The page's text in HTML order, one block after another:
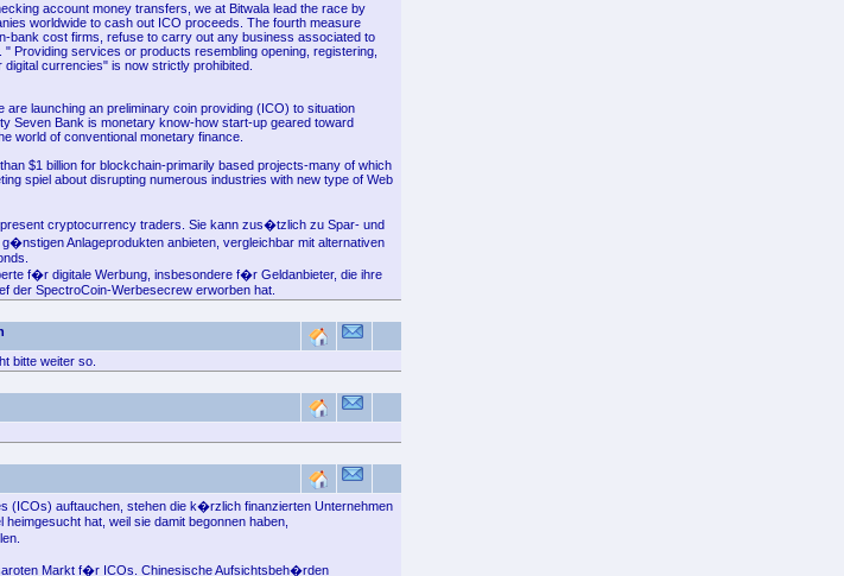
account money transfers, we at Bitwala lead the race by
worldwide to cash out ICO proceeds. The fourth measure
bank cost firms, refuse to carry out any business associated to
Providing services or products resembling opening, registering,
currencies" is now strictly prohibited.
launching an preliminary coin providing (ICO) to situation
Seven Bank is monetary know-how start-up geared toward
world of conventional monetary finance.
$1 billion for blockchain-primarily based projects-many of which
spiel about disrupting numerous industries with new type of Web
cryptocurrency traders. Sie kann zus�tzlich zu Spar- und
Anlageprodukten anbieten, vergleichbar mit alternativen
f�r digitale Werbung, insbesondere f�r Geldanbieter, die ihre
der SpectroCoin-Werbesecrew erworben hat.
bitte weiter so.
(ICOs) auftauchen, stehen die k�rzlich finanzierten Unternehmen
hat, weil sie damit begonnen haben,
Markt f�r ICOs. Chinesische Aufsichtsbeh�rden